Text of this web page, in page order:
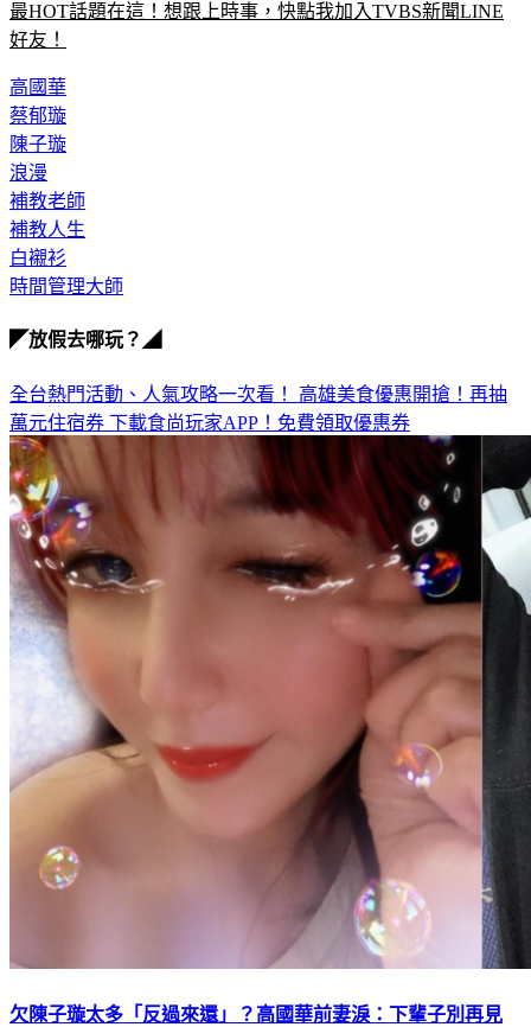
最HOT話題在這！想跟上時事，快點我加入TVBS新聞LINE
好友！
高國華
蔡郁璇
陳子璇
浪漫
補教老師
補教人生
白襯衫
時間管理大師
◤放假去哪玩？◢
全台熱門活動、人氣攻略一次看！ 高雄美食優惠開搶！再抽
萬元住宿券 下載食尚玩家APP！免費領取優惠券
欠陳子璇太多「反過來還」？高國華前妻淚：下輩子別再見